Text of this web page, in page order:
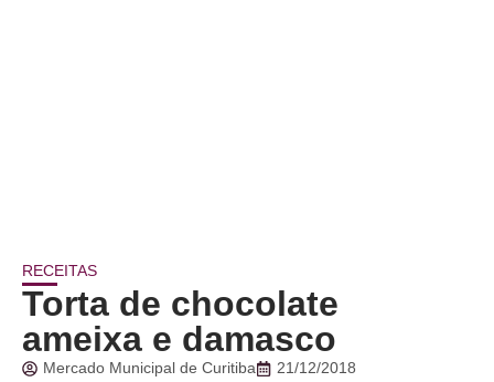
RECEITAS
Torta de chocolate
ameixa e damasco
Mercado Municipal de Curitiba 21/12/2018